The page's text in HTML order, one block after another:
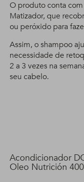
O produto conta
Matizador, que
ou peróxido para
Assim, o shampoo
necessidade de
2 a 3 vezes na
seu cabelo.
Acondicionador
Oleo Nutrición